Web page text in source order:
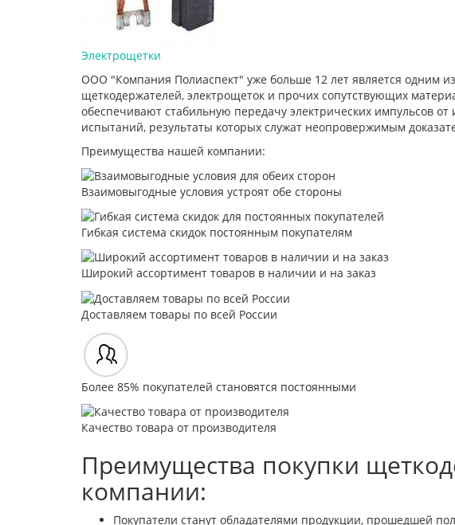
Электрощетки
ООО "Компания Полиаспект" уже больше 12 лет является одним
щеткодержателей, электрощеток и прочих сопутствующих
обеспечивают стабильную передачу электрических импульсов
испытаний, результаты которых служат неопровержимым
Преимущества нашей компании:
Взаимовыгодные условия устроят обе стороны
Гибкая система скидок постоянным покупателям
Широкий ассортимент товаров в наличии и на заказ
Доставляем товары по всей России
Более 85% покупателей становятся постоянными
Качество товара от производителя
Преимущества покупки
компании:
Покупатели станут обладателями продукции, прошедшей